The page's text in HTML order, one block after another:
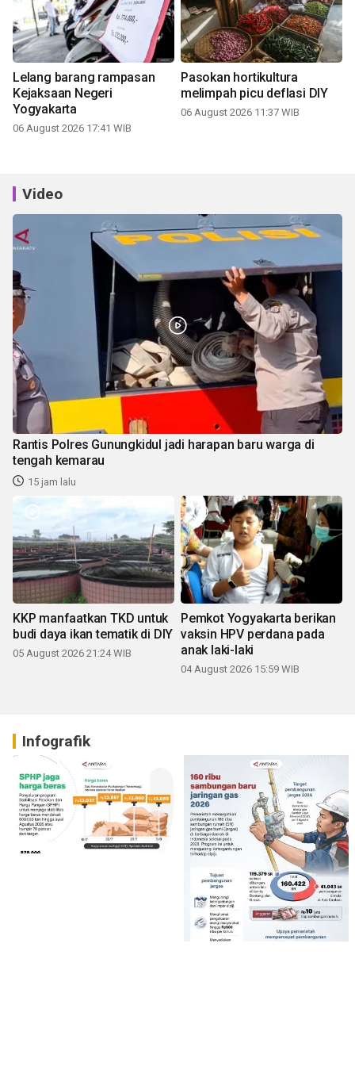
Lelang barang rampasan
Kejaksaan Negeri
Yogyakarta
06 August 2026 17:41 WIB
Pasokan hortikultura
melimpah picu deflasi DIY
06 August 2026 11:37 WIB
Video
Rantis Polres Gunungkidul jadi harapan baru warga di
tengah kemarau
15 jam lalu
KKP manfaatkan TKD untuk
budi daya ikan tematik di DIY
05 August 2026 21:24 WIB
Pemkot Yogyakarta berikan
vaksin HPV perdana pada
anak laki-laki
04 August 2026 15:59 WIB
Infografik